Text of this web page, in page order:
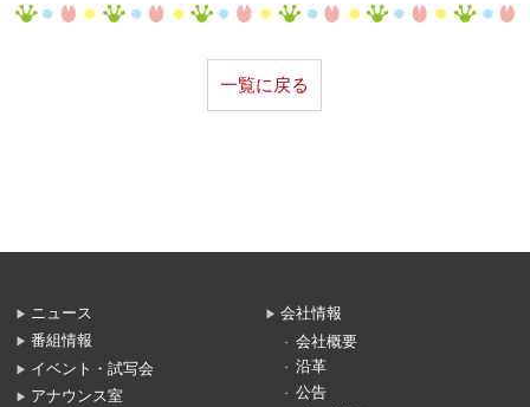
一覧に戻る
ニュース
番組情報
イベント・試写会
アナウンス室
会社情報
会社概要
沿革
公告